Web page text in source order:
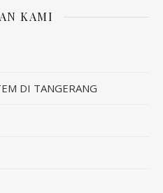
KAMI
DI TANGERANG